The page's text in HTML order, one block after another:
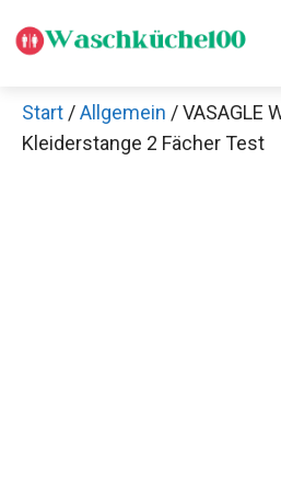
Inhalt
Start /Allgemein / VASAGLE
Kleiderstange 2 Fächer Test